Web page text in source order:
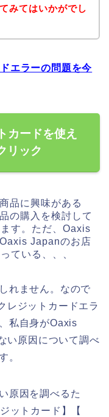
みてはいかがでし
エラーの問題を今
カードを使え
リック
品に興味がある
の購入を検討して
す。ただ、Oaxis
Japanのお店
ている、、、
れません。なので
レジットカードエラ
私自身がOaxis
い原因について調べ
。
原因を調べるた
ットカード】【